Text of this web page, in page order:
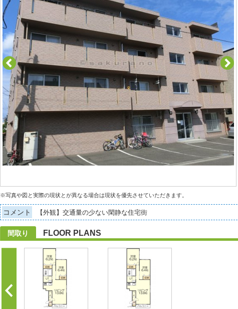
※写真や図と実際の現状とが異なる場合は現状を優先させていただきます。
コメント 【外観】交通量の少ない閑静な住宅街
間取り FLOOR PLANS